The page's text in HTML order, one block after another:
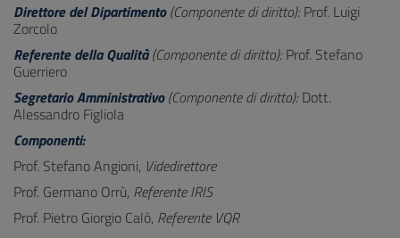
Direttore del Dipartimento(Componente di diritto): Prof. Luigi
Zorcolo
Referente della Qualità(Componente di diritto): Prof. Stefano
Guerriero
Segretario Amministrativo(Componente di diritto):Dott.
Alessandro Figliola
Componenti:
Prof. Stefano Angioni, Videdirettore
Prof. Germano Orrù, Referente IRIS
Prof. Pietro Giorgio Calò, Referente VQR